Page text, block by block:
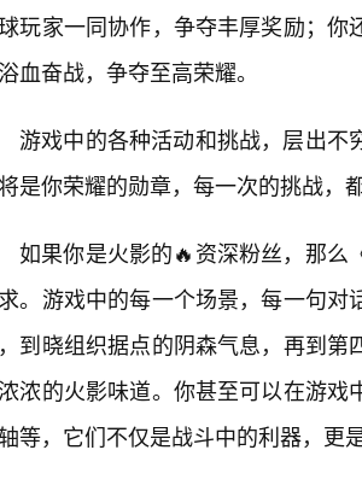
玩家一同协作，争夺丰厚奖励；
血奋战，争夺至高荣耀。
游戏中的各种活动和挑战，层出不
是你荣耀的勋章，每一次的挑战，
如果你是火影的🔥资深粉丝，那么
。游戏中的每一个场景，每一句
到晓组织据点的阴森气息，再到
浓的火影味道。你甚至可以在游
等，它们不仅是战斗中的利器，更